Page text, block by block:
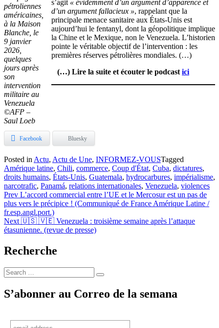
pétroliennes
américaines,
à la Maison
Blanche, le
9 janvier
2026,
quelques
jours après
son
intervention
militaire au
Venezuela
©AFP –
Saul Loeb
s’agit « évidemment d’un argument d’apparence et
d’un argument fallacieux », rappelant que la
principale menace sanitaire aux États-Unis est
aujourd’hui le fentanyl, dont la géopolitique implique
la Chine et le Mexique, non le Venezuela. L’historien
pointe le véritable objectif de l’intervention : les
premières réserves pétrolières mondiales. (…)
(…) Lire la suite et écouter le podcast ici
Facebook Bluesky
Posted in Actu, Actu de Une, INFORMEZ-VOUSTagged
Amérique latine, Chili, commerce, Coup d'État, Cuba, dictatures,
droits humains, États-Unis, Guatemala, hydrocarbures, impérialisme,
narcotrafic, Panamá, relations internationales, Venezuela, violences
Navigation
de
l’article
Prev L’accord commercial entre l’UE et le Mercosur est un pas de
plus vers le précipice ! (Communiqué de France Amérique Latine /
fr.esp.angl.port.)
Next 🇺🇸 🇻🇪 Venezuela : troisième semaine après l’attaque
étasunienne. (revue de presse)
Recherche
Search
for:
Search
S’abonner au Correo de la semana